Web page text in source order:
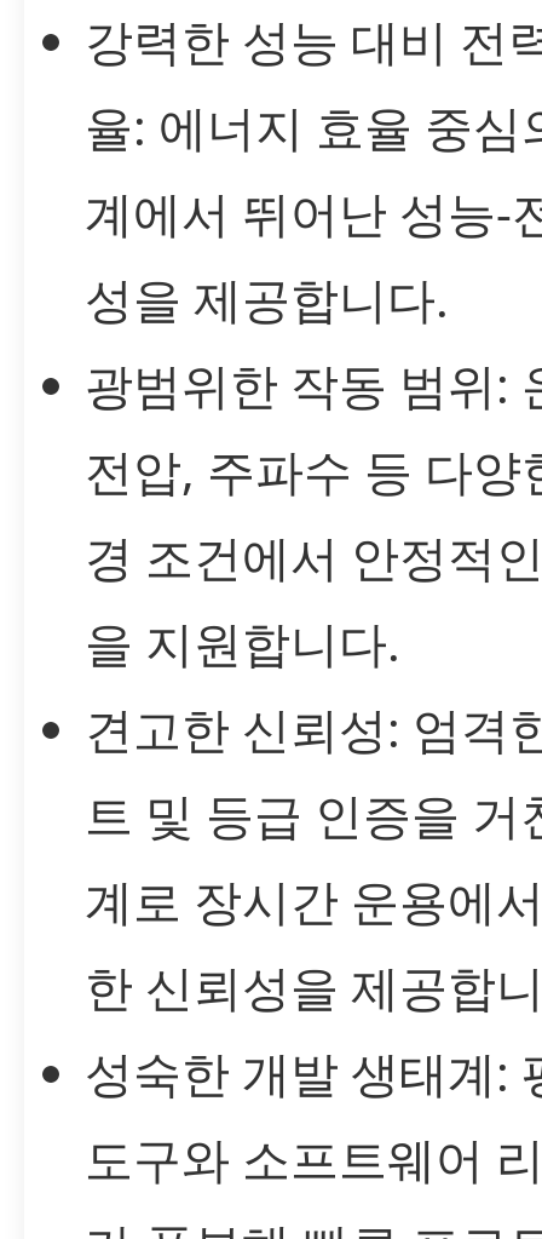
강력한 성능 대비 전
율: 에너지 효율 중심
계에서 뛰어난 성능-
성을 제공합니다.
광범위한 작동 범위:
전압, 주파수 등 다양
경 조건에서 안정적
을 지원합니다.
견고한 신뢰성: 엄격
트 및 등급 인증을 거
계로 장시간 운용에
한 신뢰성을 제공합
성숙한 개발 생태계:
도구와 소프트웨어